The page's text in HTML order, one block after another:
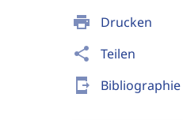
print Drucken
share Teilen
send_to_mobile